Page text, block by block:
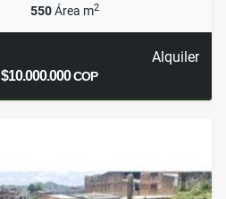
550Área m2
Alquiler
$10.000.000COP